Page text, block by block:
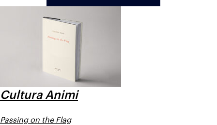
Cultura Animi
Passing on the Flag